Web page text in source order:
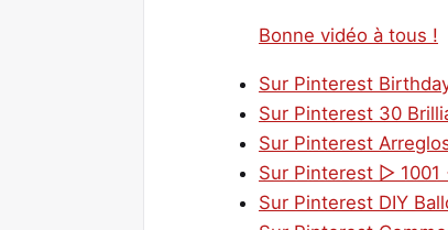
Bonne vidéo à tous !
Sur Pinterest
Sur Pinterest 30
Sur Pinterest
Sur Pinterest ▷ 1001
Sur Pinterest DIY